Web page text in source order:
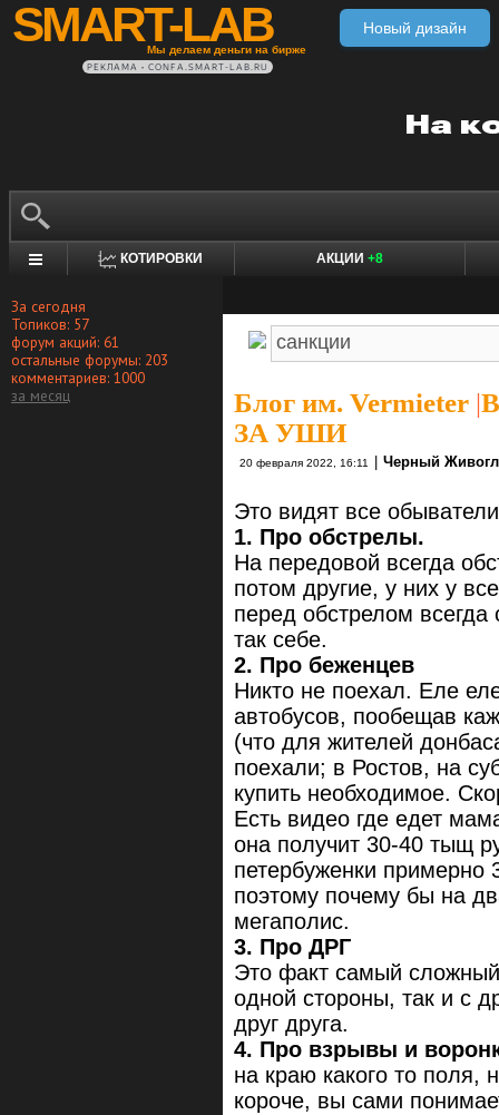
SMART-LAB
Мы делаем деньги на бирже
Новый дизайн
РЕКЛАМА • CONFA.SMART-LAB.RU
КОТИРОВКИ АКЦИИ +8
За сегодня
Топиков: 57
форум акций: 61
остальные форумы: 203
комментариев: 1000
за месяц
Блог им. Vermieter |
ЗА УШИ
20 февраля 2022, 16:11 Черный
Это видят все
1. Про обстрелы.
На передовой всегда
потом другие, у них у
перед обстрелом
так себе.
2. Про беженцев
Никто не поехал. Еле
автобусов, пообещав
(что для жителей
поехали; в Ростов, на
купить необходимое.
Есть видео где едет
она получит 30-40 тыщ
петербуженки примерно
поэтому почему бы на
мегаполис.
3. Про ДРГ
Это факт самый
одной стороны, так и с
друг друга.
4. Про взрывы и
на краю какого то поля,
короче, вы сами